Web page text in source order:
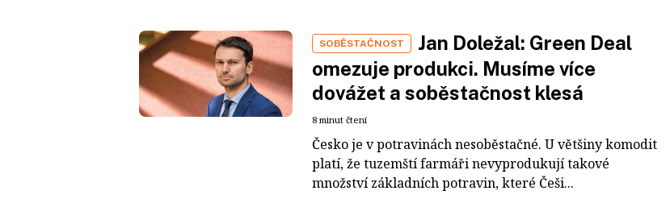
SOBĚSTAČNOST
Jan Doležal: Green Deal
omezuje produkci. Musíme více
dovážet a soběstačnost klesá
8 minut čtení
Česko je v potravinách nesoběstačné. U většiny komodit
platí, že tuzemští farmáři nevyprodukují takové
množství základních potravin, které Češi...